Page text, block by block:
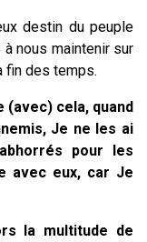
destin du peuple
à nous maintenir sur
fin des temps.
(avec) cela, quand
Je ne les ai
pour les
avec eux, car Je
la multitude de